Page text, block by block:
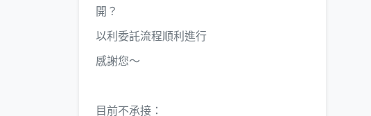
開？
以利委託流程順利進行
感謝您～
目前不承接：